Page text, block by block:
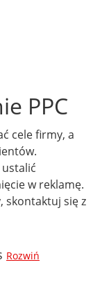
PPC
cele firmy, a
w reklamę.
skontaktuj się z
Rozwiń